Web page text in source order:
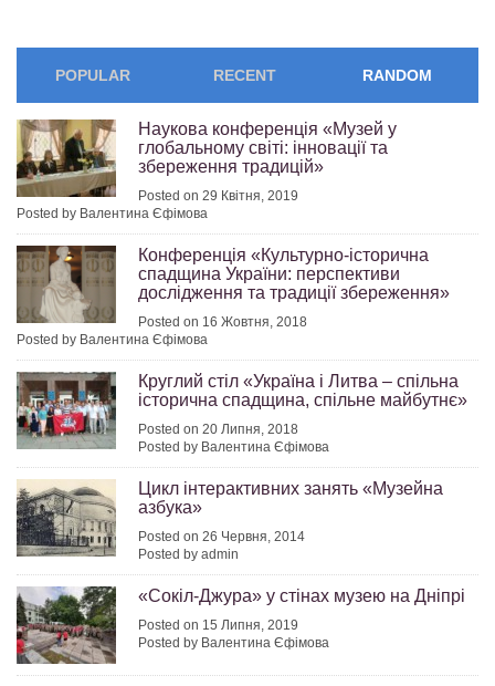
POPULAR RECENT RANDOM
Наукова конференція «Музей у
глобальному світі: інновації та
збереження традицій»
Posted on 29 Квітня, 2019
Posted by Валентина Єфімова
Конференція «Культурно-історична
спадщина України: перспективи
дослідження та традиції збереження»
Posted on 16 Жовтня, 2018
Posted by Валентина Єфімова
Круглий стіл «Україна і Литва – спільна
історична спадщина, спільне майбутнє»
Posted on 20 Липня, 2018
Posted by Валентина Єфімова
Цикл інтерактивних занять «Музейна
азбука»
Posted on 26 Червня, 2014
Posted by admin
«Сокіл-Джура» у стінах музею на Дніпрі
Posted on 15 Липня, 2019
Posted by Валентина Єфімова